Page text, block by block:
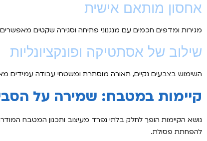
אחסון מותאם אישית
מגירות ומדפים חכמים עם מנגנוני פתיחה וסגירה שקטים
שילוב של אסתטיקה ופונקציונליות
השימוש בצבעים נקיים, תאורה מוסתרת ומשטחי עבודה עמידים
קיימות במטבח: שמירה על
נושא הקיימות הופך לחלק בלתי נפרד מעיצוב ותכנון המטבח
להפחתת פסולת.